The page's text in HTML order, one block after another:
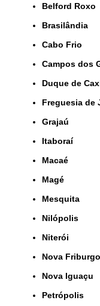
Belford Roxo
Brasilândia
Cabo Frio
Campos dos
Duque de
Freguesia
Grajaú
Itaboraí
Macaé
Magé
Mesquita
Nilópolis
Niterói
Nova Friburgo
Nova Iguaçu
Petrópolis